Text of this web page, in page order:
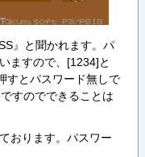
』と聞かれます。パ
ますので、[1234]と
すとパスワード無しで
すのでできることは
おります。パスワー